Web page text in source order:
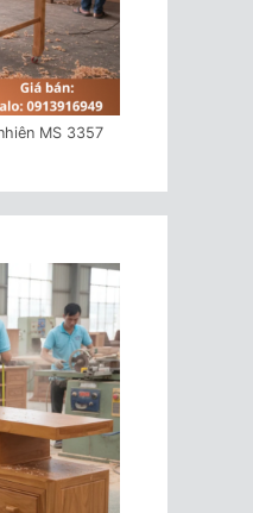
MS 3357